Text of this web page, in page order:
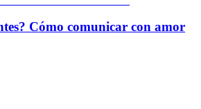
Cómo comunicar con amor